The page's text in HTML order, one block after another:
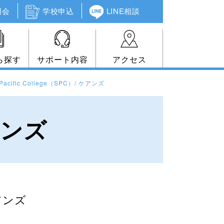
学校申込 LINE相談
探す サポート内容 アクセス
College（SPC）/ ケアンズ
ズ
ズ